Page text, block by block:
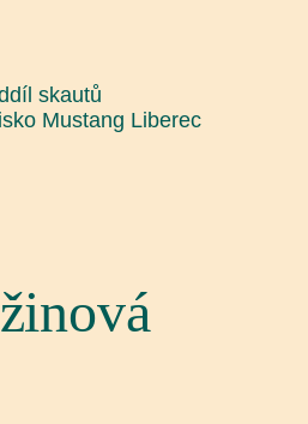
skautů
Mustang Liberec